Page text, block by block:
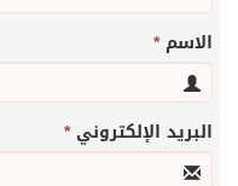
الاسم*
البريد الإلكتروني*